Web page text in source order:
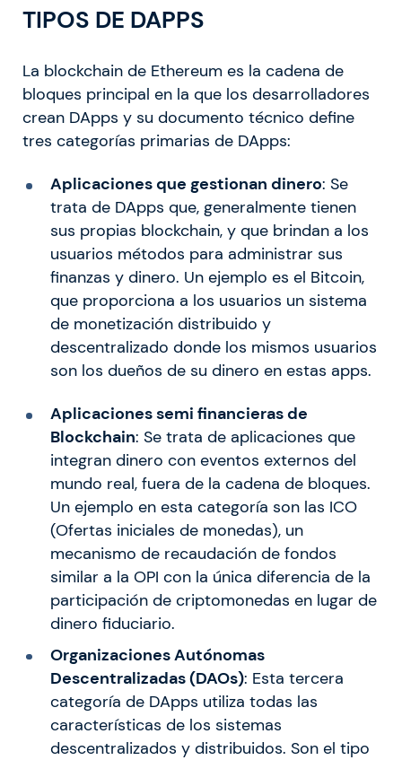
TIPOS DE DAPPS
La blockchain de Ethereum es la cadena de
bloques principal en la que los desarrolladores
crean DApps y su documento técnico define
tres categorías primarias de DApps:
Aplicaciones que gestionan dinero: Se
trata de DApps que, generalmente tienen
sus propias blockchain, y que brindan a los
usuarios métodos para administrar sus
finanzas y dinero. Un ejemplo es el Bitcoin,
que proporciona a los usuarios un sistema
de monetización distribuido y
descentralizado donde los mismos usuarios
son los dueños de su dinero en estas apps.
Aplicaciones semi financieras de
Blockchain: Se trata de aplicaciones que
integran dinero con eventos externos del
mundo real, fuera de la cadena de bloques.
Un ejemplo en esta categoría son las ICO
(Ofertas iniciales de monedas), un
mecanismo de recaudación de fondos
similar a la OPI con la única diferencia de la
participación de criptomonedas en lugar de
dinero fiduciario.
Organizaciones Autónomas
Descentralizadas (DAOs): Esta tercera
categoría de DApps utiliza todas las
características de los sistemas
descentralizados y distribuidos. Son el tipo